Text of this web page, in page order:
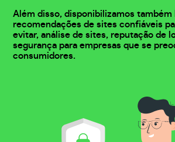
Além disso, disponibilizamos também
recomendações de sites confiáveis
evitar, análise de sites, reputação de
segurança para empresas que se
consumidores.